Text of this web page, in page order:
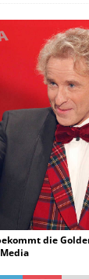
die